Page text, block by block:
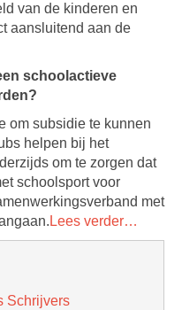
van de kinderen en
aansluitend aan de
schoolactieve
om subsidie te kunnen
helpen bij het
om te zorgen dat
schoolsport voor
met
Lees verder…
Schrijvers